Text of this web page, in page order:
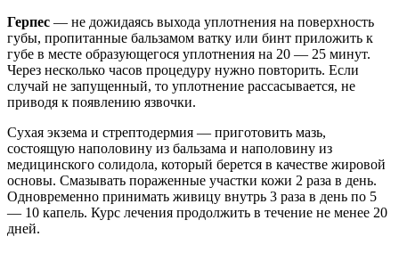
Герпес — не дожидаясь выхода уплотнения на поверхность
губы, пропитанные бальзамом ватку или бинт приложить к
губе в месте образующегося уплотнения на 20 — 25 минут.
Через несколько часов процедуру нужно повторить. Если
случай не запущенный, то уплотнение рассасывается, не
приводя к появлению язвочки.
Сухая экзема и стрептодермия — приготовить мазь,
состоящую наполовину из бальзама и наполовину из
медицинского солидола, который берется в качестве жировой
основы. Смазывать пораженные участки кожи 2 раза в день.
Одновременно принимать живицу внутрь 3 раза в день по 5
— 10 капель. Курс лечения продолжить в течение не менее 20
дней.